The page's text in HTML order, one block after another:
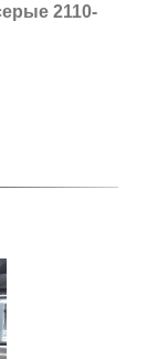
2110-